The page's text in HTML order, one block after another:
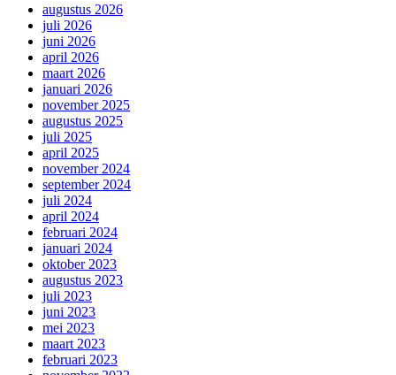
augustus 2026
juli 2026
juni 2026
april 2026
maart 2026
januari 2026
november 2025
augustus 2025
juli 2025
april 2025
november 2024
september 2024
juli 2024
april 2024
februari 2024
januari 2024
oktober 2023
augustus 2023
juli 2023
juni 2023
mei 2023
maart 2023
februari 2023